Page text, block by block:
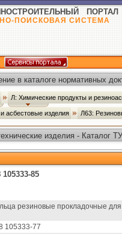
ПОРТАЛ
ПОИСКОВАЯ СИСТЕМА
в каталоге нормативных
Л: Химические продукты и
асбестовые изделия Л63:
изделия - Каталог ТУ
105333-85
резиновые прокладочные
105333-77